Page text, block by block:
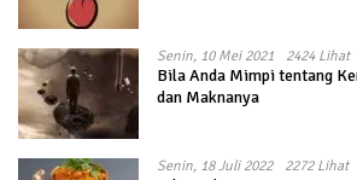
Senin, 10 Mei 2021 2424 Lihat
Bila Anda Mimpi tentang
dan Maknanya
Senin, 18 Juli 2022 2272 Lihat